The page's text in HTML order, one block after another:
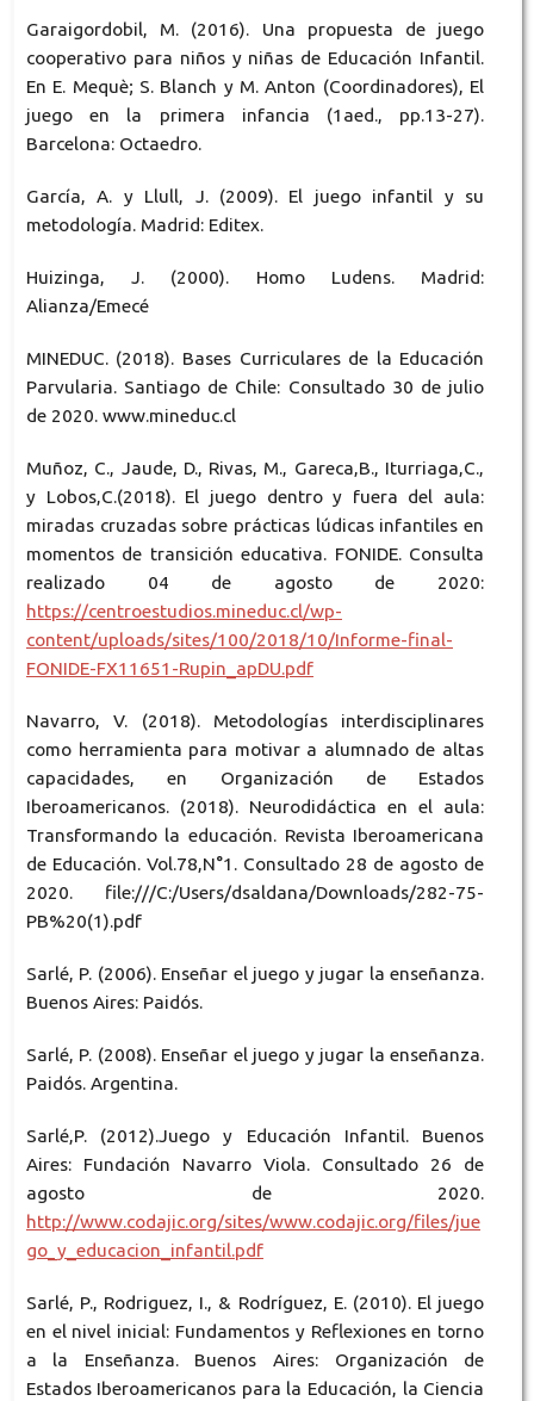
Garaigordobil, M. (2016). Una propuesta de juego
cooperativo para niños y niñas de Educación Infantil.
En E. Mequè; S. Blanch y M. Anton (Coordinadores), El
juego en la primera infancia (1aed., pp.13-27).
Barcelona: Octaedro.
García, A. y Llull, J. (2009). El juego infantil y su
metodología. Madrid: Editex.
Huizinga, J. (2000). Homo Ludens. Madrid:
Alianza/Emecé
MINEDUC. (2018). Bases Curriculares de la Educación
Parvularia. Santiago de Chile: Consultado 30 de julio
de 2020. www.mineduc.cl
Muñoz, C., Jaude, D., Rivas, M., Gareca,B., Iturriaga,C.,
y Lobos,C.(2018). El juego dentro y fuera del aula:
miradas cruzadas sobre prácticas lúdicas infantiles en
momentos de transición educativa. FONIDE. Consulta
realizado 04 de agosto de 2020:
https://centroestudios.mineduc.cl/wp-
content/uploads/sites/100/2018/10/Informe-final-
FONIDE-FX11651-Rupin_apDU.pdf
Navarro, V. (2018). Metodologías interdisciplinares
como herramienta para motivar a alumnado de altas
capacidades, en Organización de Estados
Iberoamericanos. (2018). Neurodidáctica en el aula:
Transformando la educación. Revista Iberoamericana
de Educación. Vol.78,N°1. Consultado 28 de agosto de
2020. file:///C:/Users/dsaldana/Downloads/282-75-
PB%20(1).pdf
Sarlé, P. (2006). Enseñar el juego y jugar la enseñanza.
Buenos Aires: Paidós.
Sarlé, P. (2008). Enseñar el juego y jugar la enseñanza.
Paidós. Argentina.
Sarlé,P. (2012).Juego y Educación Infantil. Buenos
Aires: Fundación Navarro Viola. Consultado 26 de
agosto de 2020.
http://www.codajic.org/sites/www.codajic.org/files/jue
go_y_educacion_infantil.pdf
Sarlé, P., Rodriguez, I., & Rodríguez, E. (2010). El juego
en el nivel inicial: Fundamentos y Reflexiones en torno
a la Enseñanza. Buenos Aires: Organización de
Estados Iberoamericanos para la Educación, la Ciencia